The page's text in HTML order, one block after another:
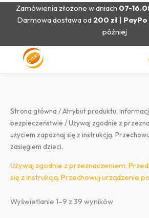
PrzejdźZamówienia złożone w dniach 07-
Darmowa dostawa od 200 zł | PayPo
później
Strona główna / Atrybut produktu:
bezpieczeństwie / Używaj zgodnie z
użyciem zapoznaj się z instrukcją.
zasięgiem dzieci.
Używaj zgodnie z przeznaczeniem.
się z instrukcją. Przechowuj urządzenie
Wyświetlanie 1–9 z 39 wyników